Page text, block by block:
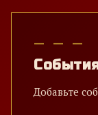
— — —
Добавьте